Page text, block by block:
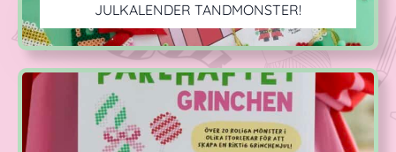
JULKALENDER TANDMONSTER!